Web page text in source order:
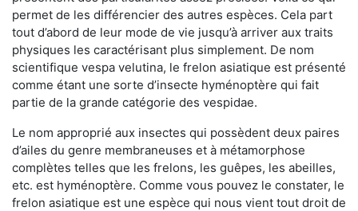
permet de les différencier des autres espèces. Cela part
tout d’abord de leur mode de vie jusqu’à arriver aux traits
physiques les caractérisant plus simplement. De nom
scientifique vespa velutina, le frelon asiatique est présenté
comme étant une sorte d’insecte hyménoptère qui fait
partie de la grande catégorie des vespidae.
Le nom approprié aux insectes qui possèdent deux paires
d’ailes du genre membraneuses et à métamorphose
complètes telles que les frelons, les guêpes, les abeilles,
etc. est hyménoptère. Comme vous pouvez le constater, le
frelon asiatique est une espèce qui nous vient tout droit de